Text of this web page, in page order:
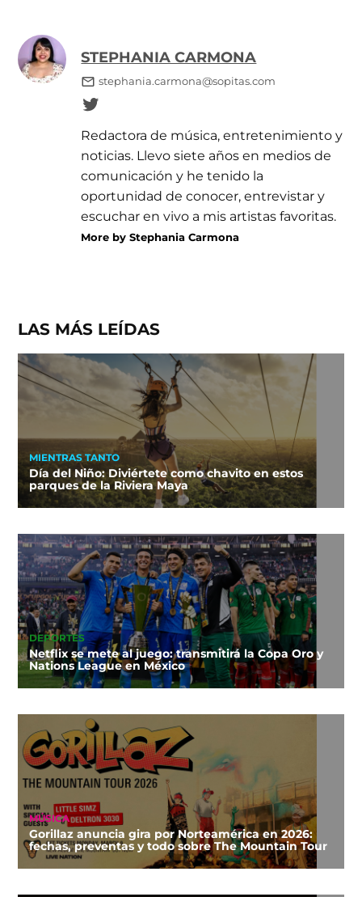
STEPHANIA CARMONA
stephania.carmona@sopitas.com
Redactora de música, entretenimiento y
noticias. Llevo siete años en medios de
comunicación y he tenido la
oportunidad de conocer, entrevistar y
escuchar en vivo a mis artistas favoritas.
More by Stephania Carmona
LAS MÁS LEÍDAS
MIENTRAS TANTO
Día del Niño: Diviértete como chavito en estos
parques de la Riviera Maya
DEPORTES
Netflix se mete al juego: transmitirá la Copa Oro y
Nations League en México
MÚSICA
Gorillaz anuncia gira por Norteamérica en 2026:
fechas, preventas y todo sobre The Mountain Tour